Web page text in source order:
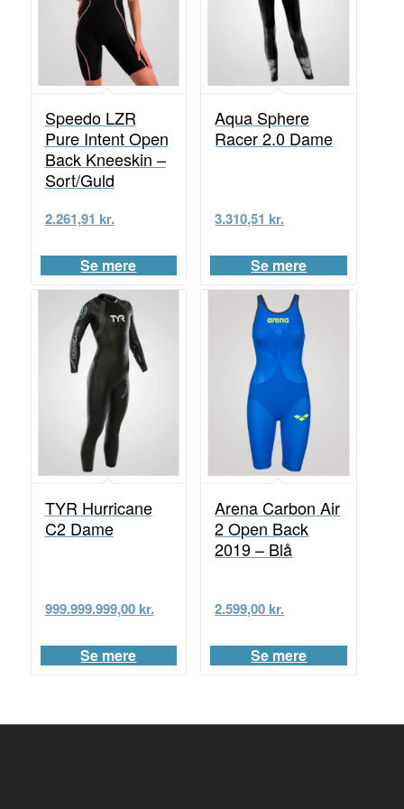
Speedo LZR
Pure Intent Open
Back Kneeskin –
Sort/Guld
2.261,91 kr.
Se mere
Aqua Sphere
Racer 2.0 Dame
3.310,51 kr.
Se mere
TYR Hurricane
C2 Dame
999.999.999,00 kr.
Se mere
Arena Carbon Air
2 Open Back
2019 – Blå
2.599,00 kr.
Se mere